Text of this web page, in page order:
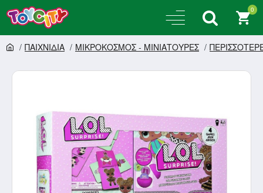
0
ΠΑΙΧΝΙΔΙΑ ΜΙΚΡΟΚΟΣΜΟΣ - ΜΙΝΙΑΤΟΥΡΕΣ